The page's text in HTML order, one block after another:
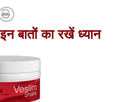
बातों का रखें ध्यान